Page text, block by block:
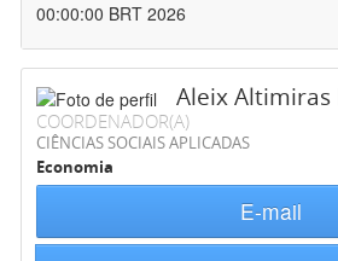
00:00:00 BRT 2026
Aleix
COORDENADOR(A)
CIÊNCIAS SOCIAIS APLICADAS
Economia
E-mail